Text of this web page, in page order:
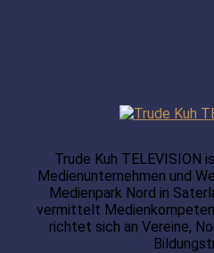
Trude Kuh TELEVISION
Medienunternehmen und
Medienpark Nord in
vermittelt
richtet sich an Vereine,